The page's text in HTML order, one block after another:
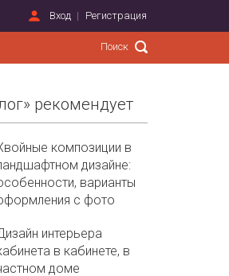
Вход Регистрация
рекомендует
композиции в
дизайне:
варианты
с фото
интерьера
в кабинете, в
доме